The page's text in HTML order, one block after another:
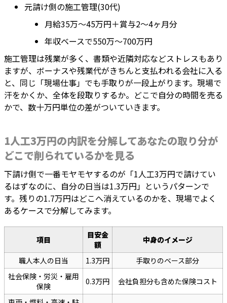
元請け側の施工管理(30代)
月給35万～45万円＋賞与2～4ヶ月分
年収ベースで550万～700万円
施工管理は残業が多く、書類や近隣対応などストレスもあり
ますが、ボーナスや残業代がきちんと支払われる会社に入る
と、同じ「現場仕事」でも手取りが一段上がります。現場で
汗をかくか、全体を段取りするか。どこで自分の時間を売る
かで、数十万円単位の差がついていきます。
1人工3万円の内訳を分解してあなたの取り分が
どこで削られているかを見る
下請け側で一番モヤモヤするのが「1人工3万円で請けてい
るはずなのに、自分の日当は1.3万円」というパターンで
す。残りの1.7万円はどこへ消えているのかを、現場でよく
あるケースで分解してみます。
項目
目安金
額
中身のイメージ
職人本人の日当 1.3万円
手取りのベース部分
社会保険・労災・雇用
保険
0.3万円 会社負担分も含めた保険コスト